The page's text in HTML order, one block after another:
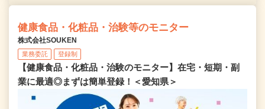
健康食品・化粧品・治験等のモニター
株式会社SOUKEN
業務委託 登録制
【健康食品・化粧品・治験のモニター】在宅・短期・副
業に最適◎まずは簡単登録！＜愛知県＞